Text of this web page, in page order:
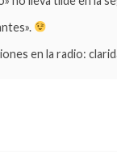
en la radio: